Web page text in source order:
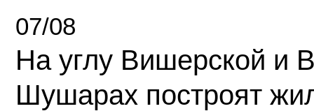
07/08
На углу Вишерской и
Шушарах построят